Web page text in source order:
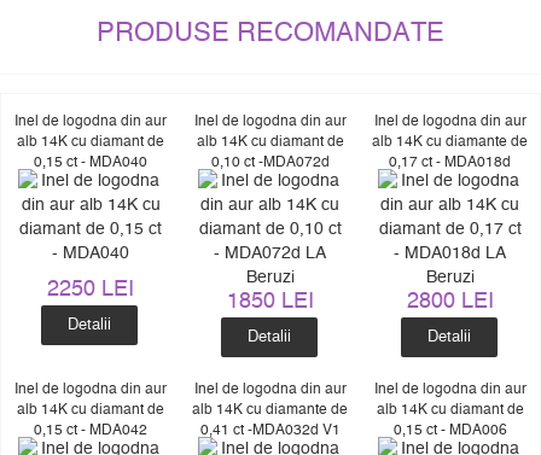
PRODUSE RECOMANDATE
Inel de logodna din aur
alb 14K cu diamant de
0,15 ct - MDA040
2250 LEI
Detalii
Inel de logodna din aur
alb 14K cu diamant de
0,10 ct -MDA072d
1850 LEI
Detalii
Inel de logodna din aur
alb 14K cu diamante de
0,17 ct - MDA018d
2800 LEI
Detalii
Inel de logodna din aur
alb 14K cu diamant de
0,15 ct - MDA042
Inel de logodna din aur
alb 14K cu diamante de
0,41 ct -MDA032d V1
Inel de logodna din aur
alb 14K cu diamant de
0,15 ct - MDA006